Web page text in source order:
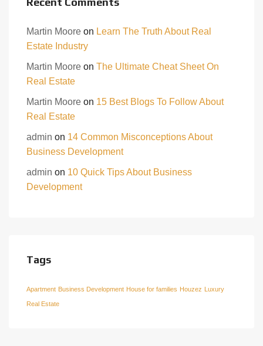
Martin Moore on Learn The Truth About Real
Estate Industry
Martin Moore on The Ultimate Cheat Sheet On
Real Estate
Martin Moore on 15 Best Blogs To Follow About
Real Estate
admin on 14 Common Misconceptions About
Business Development
admin on 10 Quick Tips About Business
Development
Tags
Apartment Business Development House for families Houzez Luxury
Real Estate